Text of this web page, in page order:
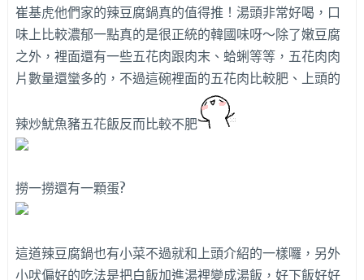
崔基虎他們家的辣豆腐鍋真的值得推！湯頭非常好喝，口
味上比較濃郁一點真的是很正統的韓國味呀～除了嫩豆腐
之外，裡面還有一些五花肉跟肉末、蛤蜊等等，五花肉肉
片數量還蠻多的，不過這碗裡面的五花肉比較肥、上頭的
辣炒魷魚豬五花飯反而比較不肥
撈一撈還有一顆蛋?
這道辣豆腐鍋也有小菜不過就和上頭介紹的一樣囉，另外
小吠偏好的吃法是把白飯加進湯裡變成湯飯，好下飯好好